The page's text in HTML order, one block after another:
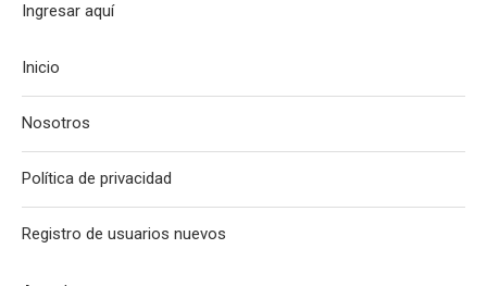
Ingresar aquí
Inicio
Nosotros
Política de privacidad
Registro de usuarios nuevos